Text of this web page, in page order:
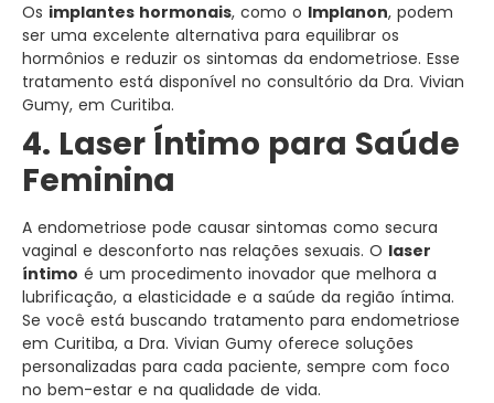
Os implantes hormonais, como o Implanon, podem
ser uma excelente alternativa para equilibrar os
hormônios e reduzir os sintomas da endometriose. Esse
tratamento está disponível no consultório da Dra. Vivian
Gumy, em Curitiba.
4. Laser Íntimo para Saúde
Feminina
A endometriose pode causar sintomas como secura
vaginal e desconforto nas relações sexuais. O laser
íntimo é um procedimento inovador que melhora a
lubrificação, a elasticidade e a saúde da região íntima.
Se você está buscando tratamento para endometriose
em Curitiba, a Dra. Vivian Gumy oferece soluções
personalizadas para cada paciente, sempre com foco
no bem-estar e na qualidade de vida.